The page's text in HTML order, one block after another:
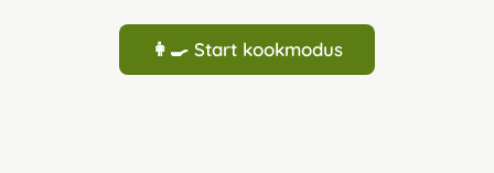
👩‍🍳 Start kookmodus